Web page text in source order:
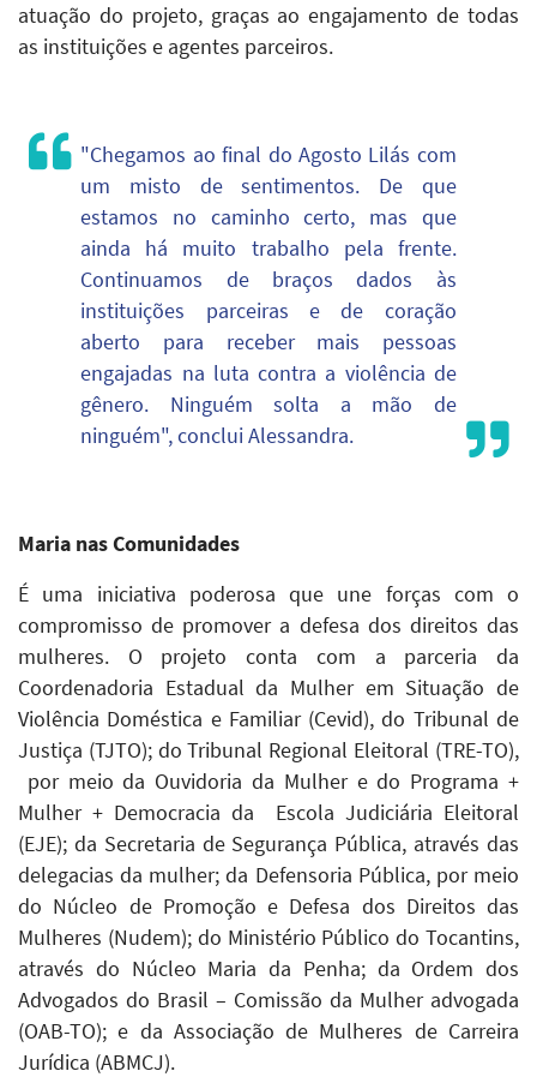
atuação do projeto, graças ao engajamento de todas
as instituições e agentes parceiros.
"Chegamos ao final do Agosto Lilás com
um misto de sentimentos. De que
estamos no caminho certo, mas que
ainda há muito trabalho pela frente.
Continuamos de braços dados às
instituições parceiras e de coração
aberto para receber mais pessoas
engajadas na luta contra a violência de
gênero. Ninguém solta a mão de
ninguém",concluiAlessandra.
Maria nas Comunidades
É uma iniciativa poderosa que une forças com o
compromisso de promover a defesa dos direitos das
mulheres. O projeto conta com a parceria da
Coordenadoria Estadual da Mulher em Situação de
Violência Doméstica e Familiar (Cevid), do Tribunal de
Justiça (TJTO); do Tribunal Regional Eleitoral (TRE-TO),
por meio da Ouvidoria da Mulher e do Programa +
Mulher + Democracia da Escola Judiciária Eleitoral
(EJE); da Secretaria de Segurança Pública, através das
delegacias da mulher; da Defensoria Pública, por meio
do Núcleo de Promoção e Defesa dos Direitos das
Mulheres (Nudem); do Ministério Público do Tocantins,
através do Núcleo Maria da Penha; da Ordem dos
Advogados do Brasil – Comissão da Mulher advogada
(OAB-TO); e da Associação de Mulheres de Carreira
Jurídica (ABMCJ).